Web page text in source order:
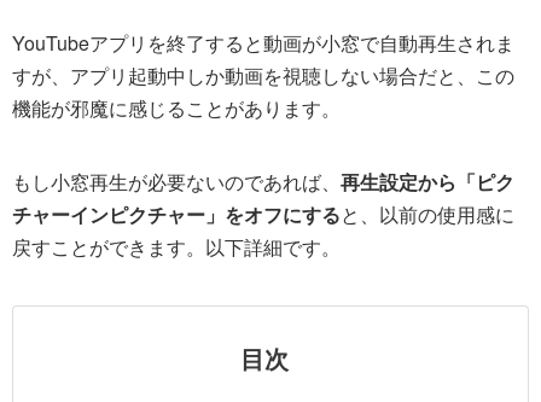
YouTubeアプリを終了すると動画が小窓で自動再生されま
すが、アプリ起動中しか動画を視聴しない場合だと、この
機能が邪魔に感じることがあります。
もし小窓再生が必要ないのであれば、 再生設定から「ピク
チャーインピクチャー」をオフにすると、以前の使用感に
戻すことができます。以下詳細です。
目次